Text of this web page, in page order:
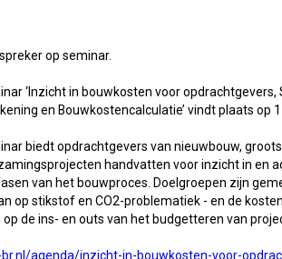
op seminar.
‘Inzicht in bouwkosten voor
en Bouwkostencalculatie’ vindt plaats op
biedt opdrachtgevers van nieuwbouw,
handvatten voor inzicht in en
van het bouwproces. Doelgroepen zijn
op stikstof en CO2-problematiek - en de
op de ins- en outs van het budgetteren van
agenda/inzicht-in-bouwkosten-voor-